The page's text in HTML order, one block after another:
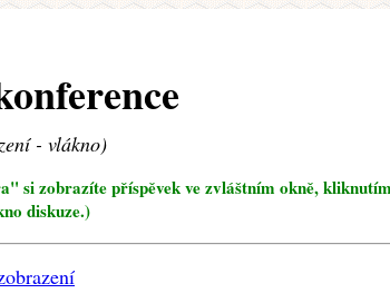
- vlákno)
si zobrazíte příspěvek ve zvláštním okně,
diskuze.)